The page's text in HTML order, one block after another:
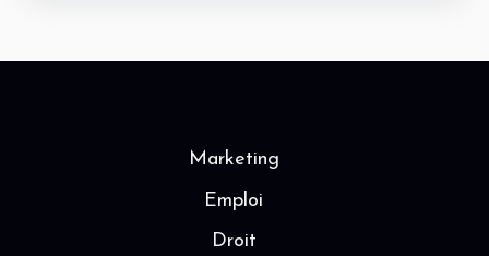
Marketing
Emploi
Droit